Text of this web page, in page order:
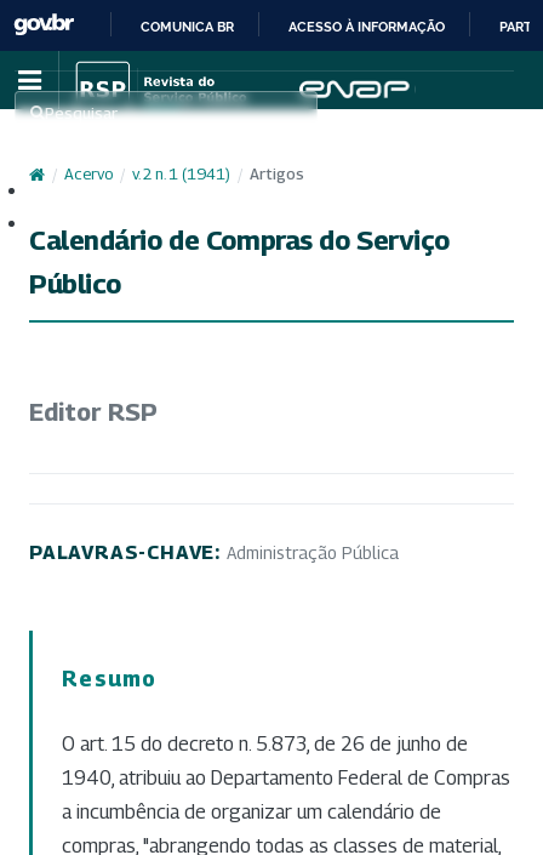
IR
PARA
CONTEÚDO
COMUNICA BR ACESSO À INFORMAÇÃO
Pesquisar
/ Acervo / v. 2 n. 1 (1941) / Artigos
Calendário de Compras do Serviço
Público
Editor RSP
PALAVRAS-CHAVE: Administração Pública
Resumo
O art. 15 do decreto n. 5.873, de 26 de junho de
1940, atribuiu ao Departamento Federal de Compras
a incumbência de organizar um calendário de
compras, "abrangendo todas as classes de material,